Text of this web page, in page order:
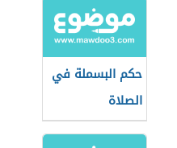
حكم البسملة في
الصلاة